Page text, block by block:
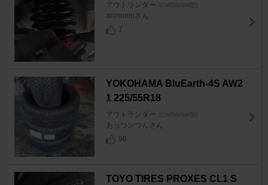
アウトランダー [CW5W/6W型]
arimomoさん
7
YOKOHAMA BluEarth-4S AW2
1 225/55R18
アウトランダー [CW5W/6W型]
あっつンつんさん
96
TOYO TIRES PROXES CL1 S